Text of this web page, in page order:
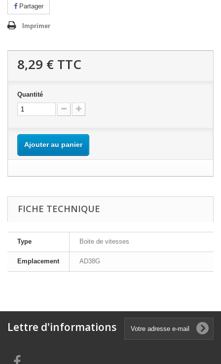
Partager
Imprimer
8,29 € TTC
Quantité
Ajouter au panier
FICHE TECHNIQUE
Type Boite de vitesses
Emplacement AD38G
Lettre d'informations